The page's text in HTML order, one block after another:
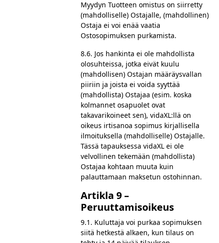
Myydyn Tuotteen omistus on siirretty
(mahdolliselle) Ostajalle, (mahdollinen)
Ostaja ei voi enää vaatia
Ostosopimuksen purkamista.
8.6. Jos hankinta ei ole mahdollista
olosuhteissa, jotka eivät kuulu
(mahdollisen) Ostajan määräysvallan
piiriin ja joista ei voida syyttää
(mahdollista) Ostajaa (esim. koska
kolmannet osapuolet ovat
takavarikoineet sen), vidaXL:llä on
oikeus irtisanoa sopimus kirjallisella
ilmoituksella (mahdolliselle) Ostajalle.
Tässä tapauksessa vidaXL ei ole
velvollinen tekemään (mahdollista)
Ostajaa kohtaan muuta kuin
palauttamaan maksetun ostohinnan.
Artikla 9 –
Peruuttamisoikeus
9.1. Kuluttaja voi purkaa sopimuksen
siitä hetkestä alkaen, kun tilaus on